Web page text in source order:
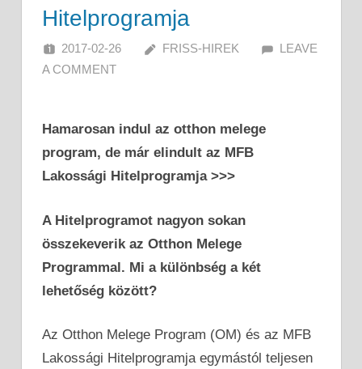
Hitelprogramja
2017-02-26 FRISS-HIREK
LEAVE
A COMMENT
Hamarosan indul az otthon melege
program, de már elindult az MFB
Lakossági Hitelprogramja >>>
A Hitelprogramot nagyon sokan
összekeverik az Otthon Melege
Programmal. Mi a különbség a két
lehetőség között?
Az Otthon Melege Program (OM) és az MFB
Lakossági Hitelprogramja egymástól teljesen